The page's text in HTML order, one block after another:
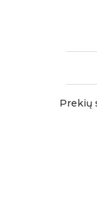
Prekių